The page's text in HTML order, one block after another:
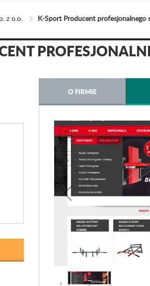
z o.o. K-Sport Producent profesjonalnego
O FIRMIE